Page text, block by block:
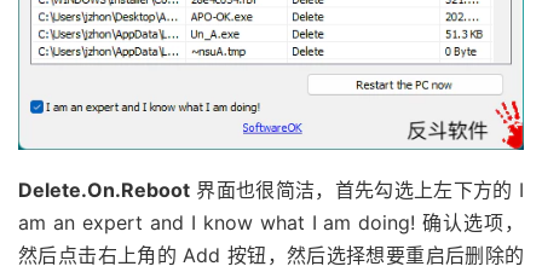
Delete.On.Reboot 界面也很简洁，首先勾选上左下方的 I
am an expert and I know what I am doing! 确认选项，
然后点击右上角的 Add 按钮，然后选择想要重启后删除的